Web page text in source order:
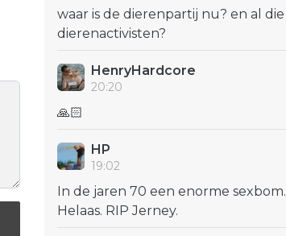
waar is de dierenpartij nu? en al die
dierenactivisten?
HenryHardcore
20:20
🙏🏻
HP
19:02
In de jaren 70 een enorme sexbom.
Helaas. RIP Jerney.